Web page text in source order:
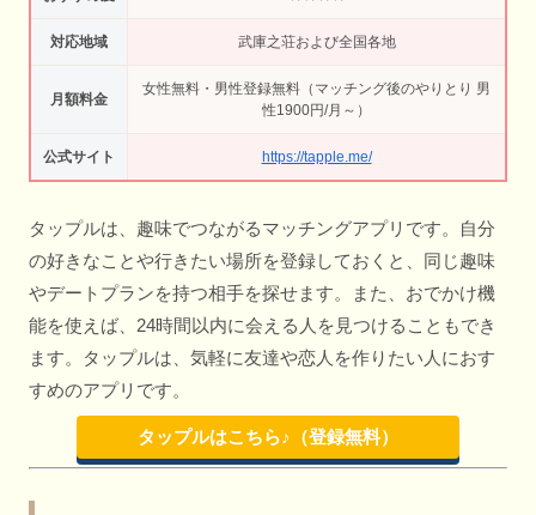
対応地域 武庫之荘および全国各地
月額料金
女性無料・男性登録無料（マッチング後のやりとり 男
性1900円/月～）
公式サイト https://tapple.me/
タップルは、趣味でつながるマッチングアプリです。自分
の好きなことや行きたい場所を登録しておくと、同じ趣味
やデートプランを持つ相手を探せます。また、おでかけ機
能を使えば、24時間以内に会える人を見つけることもでき
ます。タップルは、気軽に友達や恋人を作りたい人におす
すめのアプリです。
タップルはこちら♪（登録無料）